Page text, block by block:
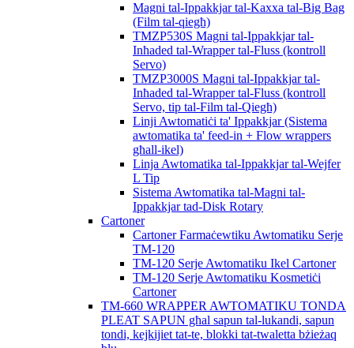
Magni tal-Ippakkjar tal-Kaxxa tal-Big Bag
(Film tal-qiegħ)
TMZP530S Magni tal-Ippakkjar tal-
Inħaded tal-Wrapper tal-Fluss (kontroll
Servo)
TMZP3000S Magni tal-Ippakkjar tal-
Inħaded tal-Wrapper tal-Fluss (kontroll
Servo, tip tal-Film tal-Qiegħ)
Linji Awtomatiċi ta' Ippakkjar (Sistema
awtomatika ta' feed-in + Flow wrappers
għall-ikel)
Linja Awtomatika tal-Ippakkjar tal-Wejfer
L Tip
Sistema Awtomatika tal-Magni tal-
Ippakkjar tad-Disk Rotary
Cartoner
Cartoner Farmaċewtiku Awtomatiku Serje
TM-120
TM-120 Serje Awtomatiku Ikel Cartoner
TM-120 Serje Awtomatiku Kosmetiċi
Cartoner
TM-660 WRAPPER AWTOMATIKU TONDA
PLEAT SAPUN għal sapun tal-lukandi, sapun
tondi, kejkijiet tat-te, blokki tat-twaletta bżieżaq